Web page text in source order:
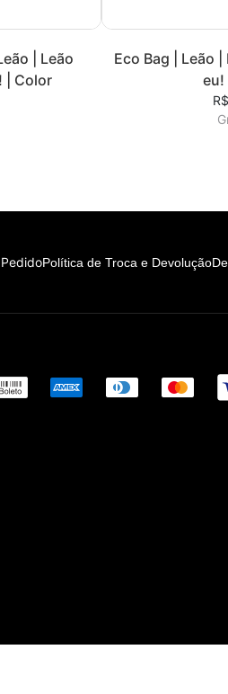
| Leão
| Color
Eco Bag | Leão
eu!
Política de Troca e Devolução